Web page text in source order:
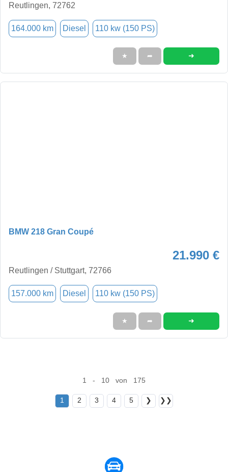
Reutlingen, 72762
164.000 km Diesel 110 kw (150 PS)
★ ➦ ➜
BMW 218 Gran Coupé
21.990 €
Reutlingen / Stuttgart, 72766
157.000 km Diesel 110 kw (150 PS)
★ ➦ ➜
1 - 10 von 175
1 2 3 4 5 ❯ ❯❯